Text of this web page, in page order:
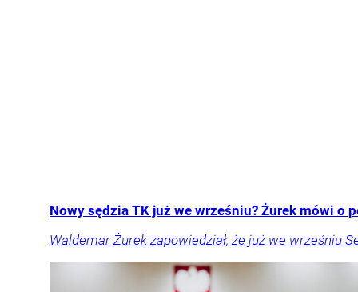
Nowy sędzia TK już we wrześniu? Żurek mówi o
Waldemar Żurek zapowiedział, że już we wrześniu